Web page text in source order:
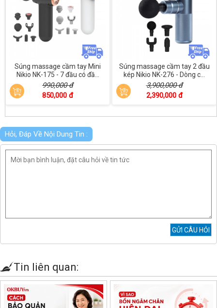
Súng massage cầm tay Mini
Nikio NK-175 - 7 đầu có đầ...
990,000 đ
850,000 đ
Súng massage cầm tay 2 đầu
kép Nikio NK-276 - Dòng c...
3,900,000 đ
2,390,000 đ
Hỏi, Đáp Về Nội Dung Tin :
Tin liên quan: